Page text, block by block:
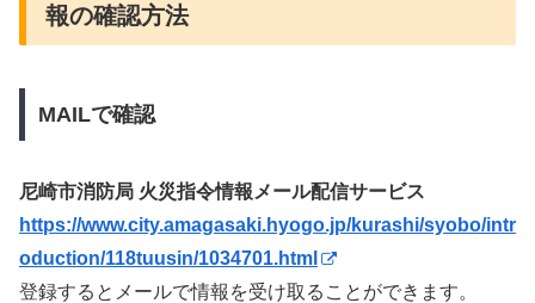
報の確認方法
MAILで確認
尼崎市消防局 火災指令情報メール配信サービス
https://www.city.amagasaki.hyogo.jp/kurashi/syobo/intr
oduction/118tuusin/1034701.html
登録するとメールで情報を受け取ることができます。